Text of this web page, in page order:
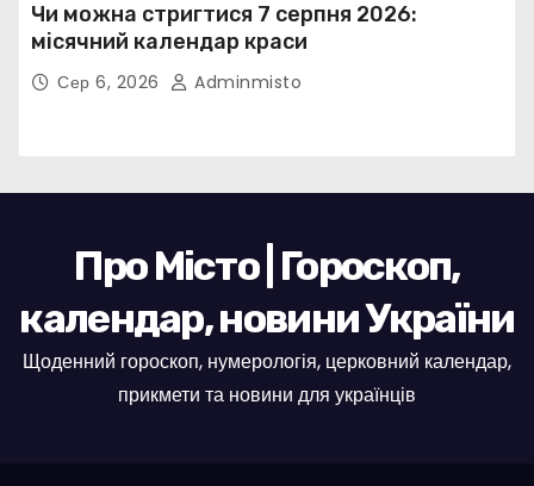
Чи можна стригтися 7 серпня 2026:
місячний календар краси
Сер 6, 2026 Adminmisto
Про Місто | Гороскоп,
календар, новини України
Щоденний гороскоп, нумерологія, церковний календар,
прикмети та новини для українців